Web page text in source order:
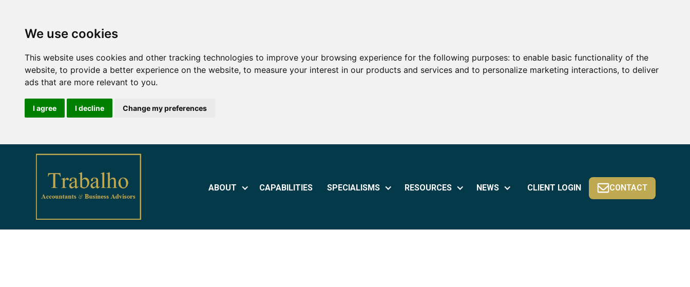
We use cookies
This website uses cookies and other tracking technologies to improve your browsing experience for the following purposes: to enable basic functionality of the
website, to provide a better experience on the website, to measure your interest in our products and services and to personalize marketing interactions, to deliver
ads that are more relevant to you.
I agree I decline Change my preferences
ABOUT CAPABILITIES SPECIALISMS RESOURCES NEWS CLIENT LOGIN CONTACT